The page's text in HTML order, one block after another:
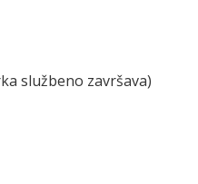
službeno završava)